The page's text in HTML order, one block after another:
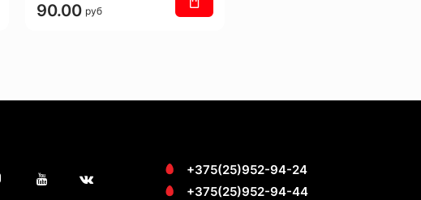
90.00 руб
+375(25)952-94-24
+375(25)952-94-44